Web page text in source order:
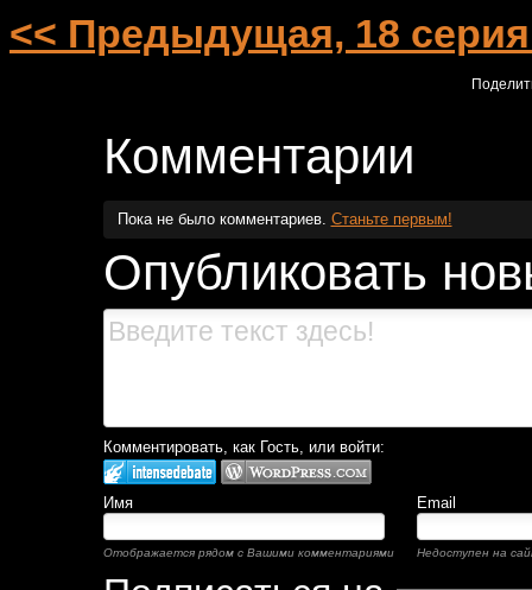
<< Предыдущая, 18 серия
Комментарии
Пока не было комментариев. Станьте первым!
Опубликовать
Комментировать, как Гость, или войти:
Имя Email
Отображается рядом с Вашими комментариями Недоступен на